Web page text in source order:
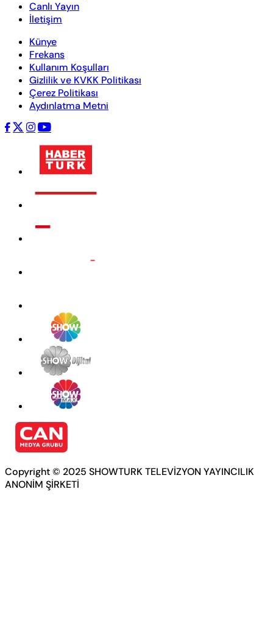
Canlı Yayın
İletişim
Künye
Frekans
Kullanım Koşulları
Gizlilik ve KVKK Politikası
Çerez Politikası
Aydınlatma Metni
Copyright © 2025 SHOWTURK TELEVİZYON YAYINCILIK
ANONİM ŞİRKETİ